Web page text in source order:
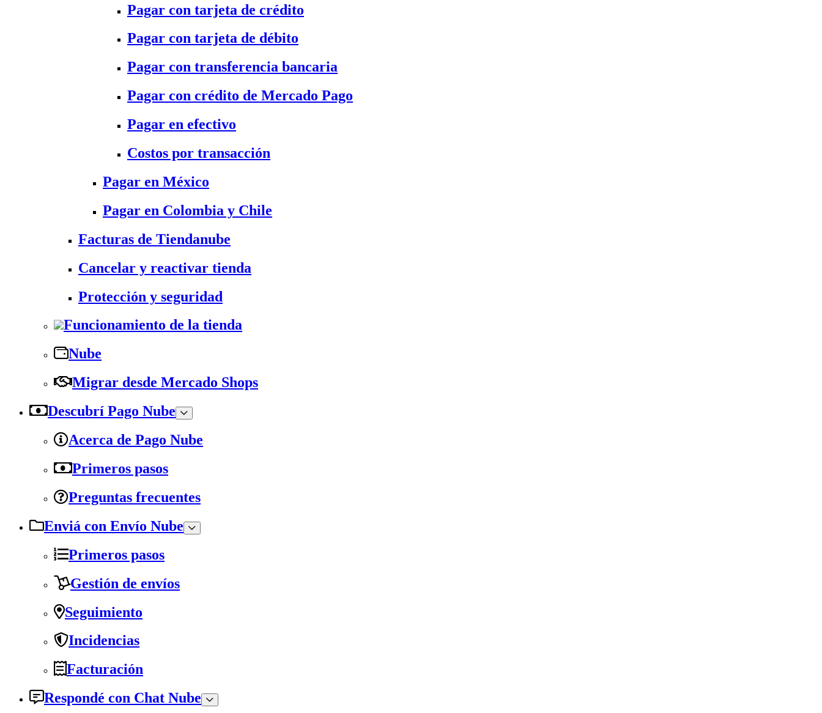
Pagar con tarjeta de crédito
Pagar con tarjeta de débito
Pagar con transferencia bancaria
Pagar con crédito de Mercado Pago
Pagar en efectivo
Costos por transacción
Pagar en México
Pagar en Colombia y Chile
Facturas de Tiendanube
Cancelar y reactivar tienda
Protección y seguridad
Funcionamiento de la tienda
Nube
Migrar desde Mercado Shops
Descubrí Pago Nube
Acerca de Pago Nube
Primeros pasos
Preguntas frecuentes
Enviá con Envío Nube
Primeros pasos
Gestión de envíos
Seguimiento
Incidencias
Facturación
Respondé con Chat Nube